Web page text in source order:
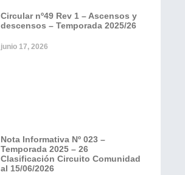
Circular nº49 Rev 1 – Ascensos y
descensos – Temporada 2025/26
junio 17, 2026
Nota Informativa Nº 023 –
Temporada 2025 – 26
Clasificación Circuito Comunidad
al 15/06/2026